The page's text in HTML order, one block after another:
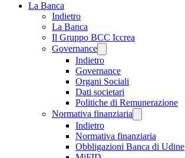
La Banca
Indietro
La Banca
Il Gruppo BCC Iccrea
Governance
Indietro
Governance
Organi Sociali
Dati societari
Politiche di Remunerazione
Normativa finanziaria
Indietro
Normativa finanziaria
Obbligazioni Banca di Udine